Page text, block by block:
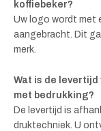
koffiebeker?
Uw logo wordt met
aangebracht. Dit
merk.
Wat is de levertijd
met bedrukking?
De levertijd is
druktechniek. U